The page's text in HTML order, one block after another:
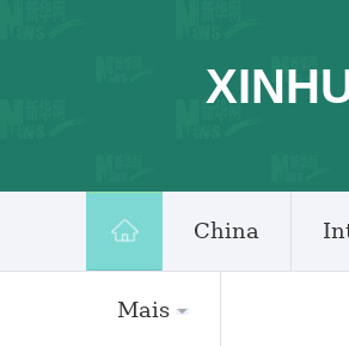
China
Mais